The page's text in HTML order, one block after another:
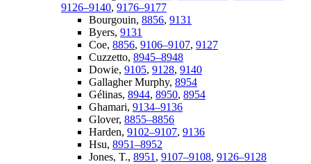
9126–9140, 9176–9177
Bourgouin, 8856, 9131
Byers, 9131
Coe, 8856, 9106–9107, 9127
Cuzzetto, 8945–8948
Dowie, 9105, 9128, 9140
Gallagher Murphy, 8954
Gélinas, 8944, 8950, 8954
Ghamari, 9134–9136
Glover, 8855–8856
Harden, 9102–9107, 9136
Hsu, 8951–8952
Jones, T., 8951, 9107–9108, 9126–9128